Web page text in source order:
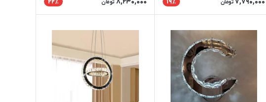
تومان 19٪ تومان 22٪